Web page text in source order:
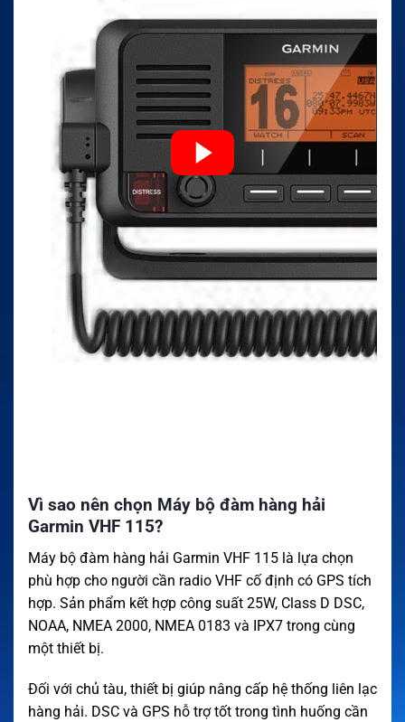
Vì sao nên chọn Máy bộ đàm hàng hải
Garmin VHF 115?
Máy bộ đàm hàng hải Garmin VHF 115 là lựa chọn
phù hợp cho người cần radio VHF cố định có GPS tích
hợp. Sản phẩm kết hợp công suất 25W, Class D DSC,
NOAA, NMEA 2000, NMEA 0183 và IPX7 trong cùng
một thiết bị.
Đối với chủ tàu, thiết bị giúp nâng cấp hệ thống liên lạc
hàng hải. DSC và GPS hỗ trợ tốt trong tình huống cần